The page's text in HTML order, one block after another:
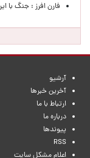
فارن افرز : جنگ با
آرشیو
آخرین خبرها
ارتباط با ما
درباره ما
پیوندها
RSS
اعلام مشکل سایت